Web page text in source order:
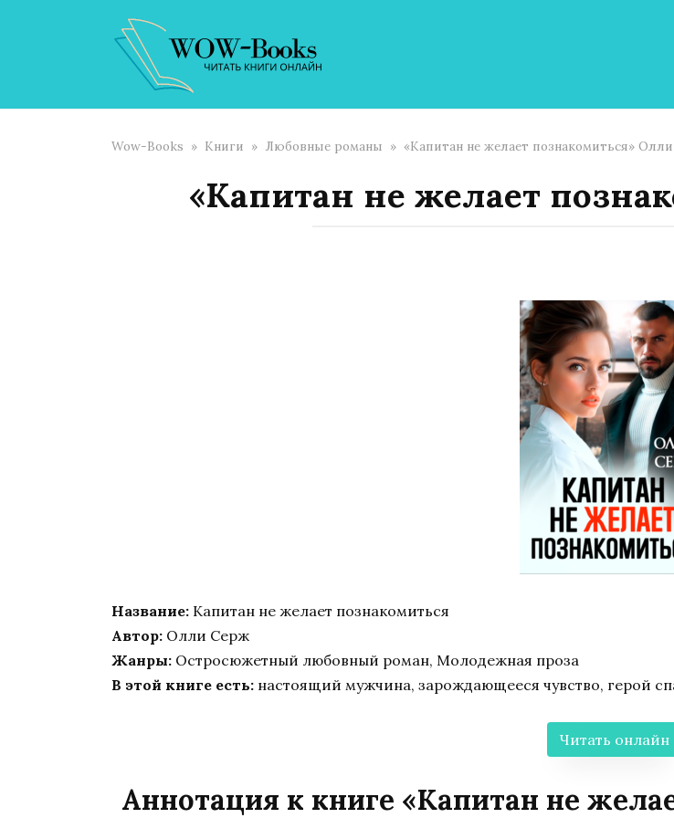
Wow-Books » Книги » Любовные романы » «Капитан не желает познакомиться»
«Капитан не желает
Название: Капитан не желает познакомиться
Автор: Олли Серж
Жанры: Остросюжетный любовный роман, Молодежная проза
В этой книге есть: настоящий мужчина, зарождающееся чувство, герой
Читать онлайн
Аннотация к книге «Капитан не